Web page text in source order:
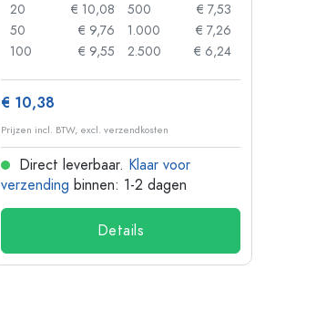
20
€ 10,08
50
€ 9,76
100
€ 9,55
500
€ 7,53
1.000
€ 7,26
2.500
€ 6,24
€ 10,38
Prijzen incl. BTW, excl. verzendkosten
Direct leverbaar. Klaar voor
verzending binnen: 1-2 dagen
Details